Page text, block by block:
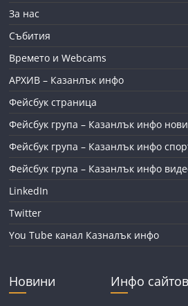
За нас
Събития
Времето и Webcams
АРХИВ – Казанлък инфо
Фейсбук страница
Фейсбук група – Казанлък инфо
Фейсбук група – Казанлък инфо
Фейсбук група – Казанлък инфо
LinkedIn
Twitter
You Tube канал Казналък инфо
Новини Инфо